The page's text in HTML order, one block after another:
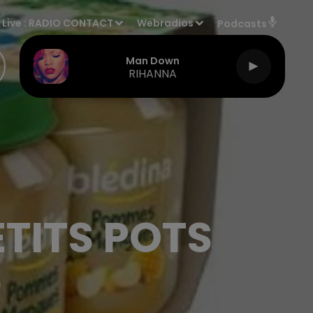
Live : RADIO CONTACT Webradios Podcasts
Man Down
RIHANNA
POTS